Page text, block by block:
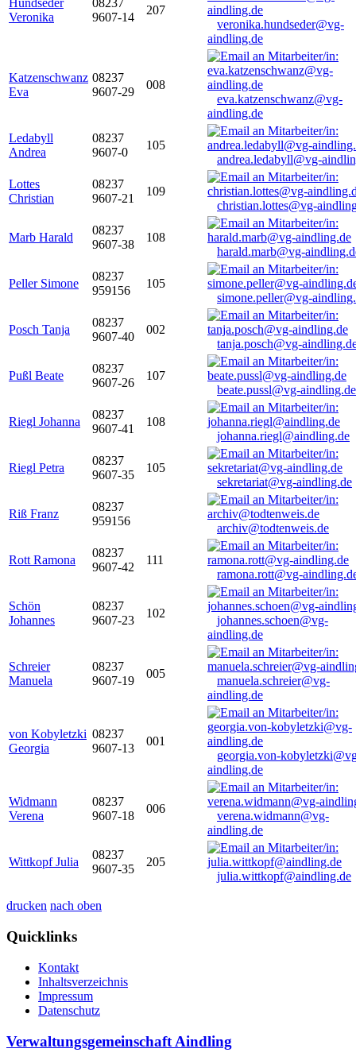
Hundseder
Veronika
08237
9607-14
207
veronika.hundseder@vg-
aindling.de
Katzenschwanz
Eva
08237
9607-29
008
eva.katzenschwanz@vg-
aindling.de
Ledabyll
Andrea
08237
9607-0
105
andrea.ledabyll@vg-
Lottes
Christian
08237
9607-21
109
christian.lottes@vg-
Marb Harald
08237
9607-38
108
harald.marb@vg-
Peller Simone
08237
959156
105
simone.peller@vg-
Posch Tanja
08237
9607-40
002
tanja.posch@vg-
Pußl Beate
08237
9607-26
107
beate.pussl@vg-aindling.de
Riegl Johanna
08237
9607-41
108
johanna.riegl@aindling.de
Riegl Petra
08237
9607-35
105
sekretariat@vg-aindling.de
Riß Franz
08237
959156
archiv@todtenweis.de
Rott Ramona
08237
9607-42
111
ramona.rott@vg-
Schön
Johannes
08237
9607-23
102
johannes.schoen@vg-
aindling.de
Schreier
Manuela
08237
9607-19
005
manuela.schreier@vg-
aindling.de
von Kobyletzki
Georgia
08237
9607-13
001
georgia.von-
aindling.de
Widmann
Verena
08237
9607-18
006
verena.widmann@vg-
aindling.de
Wittkopf Julia
08237
9607-35
205
julia.wittkopf@aindling.de
drucken nach oben
Quicklinks
Kontakt
Inhaltsverzeichnis
Impressum
Datenschutz
Verwaltungsgemeinschaft Aindling